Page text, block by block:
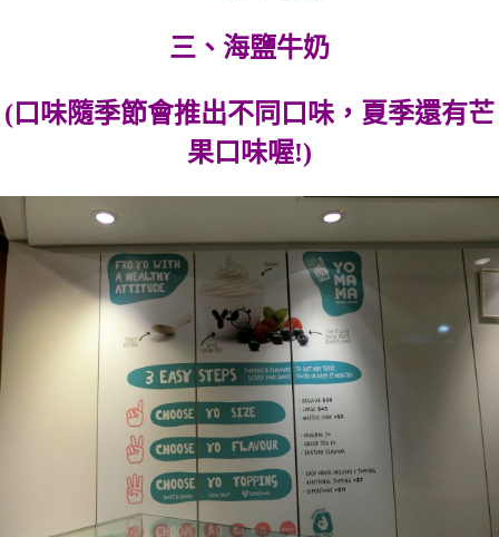
三、海鹽牛奶
(口味隨季節會推出不同口味，夏季還有芒
果口味喔!)